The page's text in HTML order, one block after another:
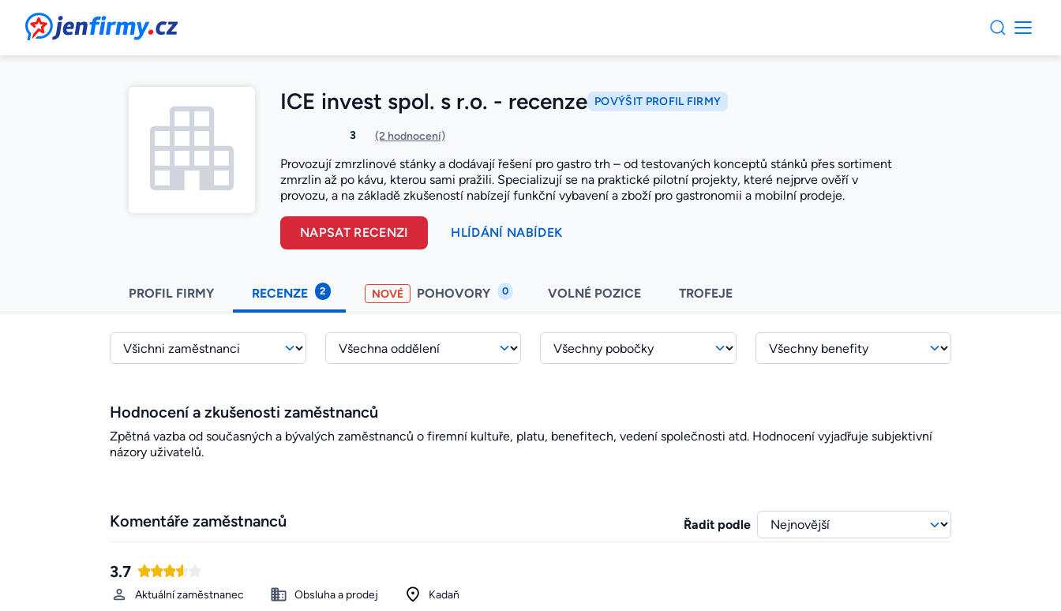
JenFirmy.cz
ICE invest spol. s r.o. - recenze POVÝŠIT PROFIL FIRMY
3 (2 hodnocení)
Provozují zmrzlinové stánky a dodávají řešení pro gastro trh – od testovaných konceptů stánků přes sortiment
zmrzlin až po kávu, kterou sami pražili. Specializují se na praktické pilotní projekty, které nejprve ověří v
provozu, a na základě zkušeností nabízejí funkční vybavení a zboží pro gastronomii a mobilní prodeje.
NAPSAT RECENZI HLÍDÁNÍ NABÍDEK
PROFIL FIRMY RECENZE 2 NOVÉ POHOVORY 0 VOLNÉ POZICE TROFEJE
Hodnocení a zkušenosti zaměstnanců
Zpětná vazba od současných a bývalých zaměstnanců o firemní kultuře, platu, benefitech, vedení společnosti atd. Hodnocení vyjadřuje subjektivní
názory uživatelů.
Komentáře zaměstnanců Řadit podle
3.7
Aktuální zaměstnanec Obsluha a prodej Kadaň